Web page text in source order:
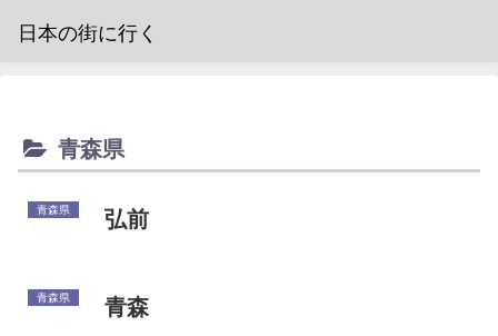
日本の街に行く
青森県
青森県 弘前
青森県 青森